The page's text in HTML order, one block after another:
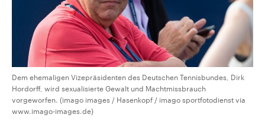
Dem ehemaligen Vizepräsidenten des Deutschen Tennisbundes, Dirk
Hordorff, wird sexualisierte Gewalt und Machtmissbrauch
vorgeworfen. (imago images / Hasenkopf / imago sportfotodienst via
www.imago-images.de)